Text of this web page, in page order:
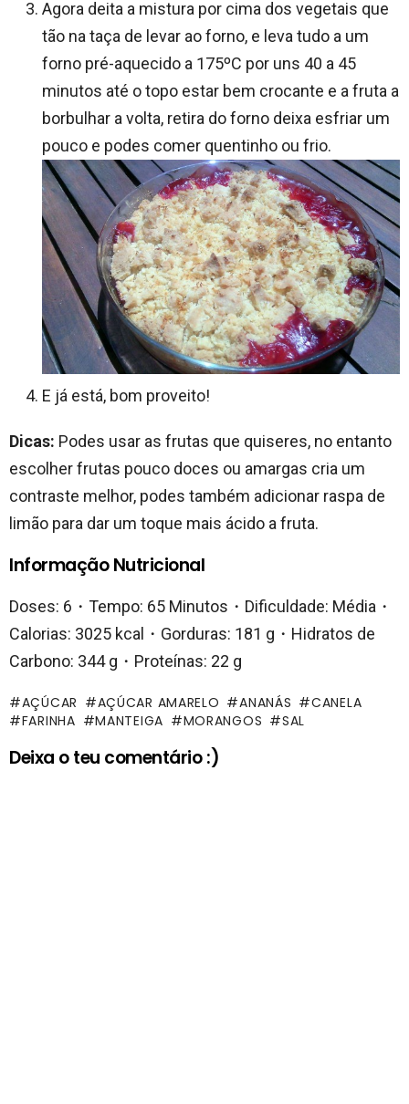
Agora deita a mistura por cima dos vegetais que
tão na taça de levar ao forno, e leva tudo a um
forno pré-aquecido a 175ºC por uns 40 a 45
minutos até o topo estar bem crocante e a fruta a
borbulhar a volta, retira do forno deixa esfriar um
pouco e podes comer quentinho ou frio.
E já está, bom proveito!
Dicas: Podes usar as frutas que quiseres, no entanto
escolher frutas pouco doces ou amargas cria um
contraste melhor, podes também adicionar raspa de
limão para dar um toque mais ácido a fruta.
Informação Nutricional
Doses: 6・Tempo: 65 Minutos・Dificuldade: Média・
Calorias: 3025 kcal・Gorduras: 181 g・Hidratos de
Carbono: 344 g・Proteínas: 22 g
AÇÚCAR AÇÚCAR AMARELO ANANÁS
CANELA
FARINHA
MANTEIGA MORANGOS SAL
Deixa o teu comentário :)